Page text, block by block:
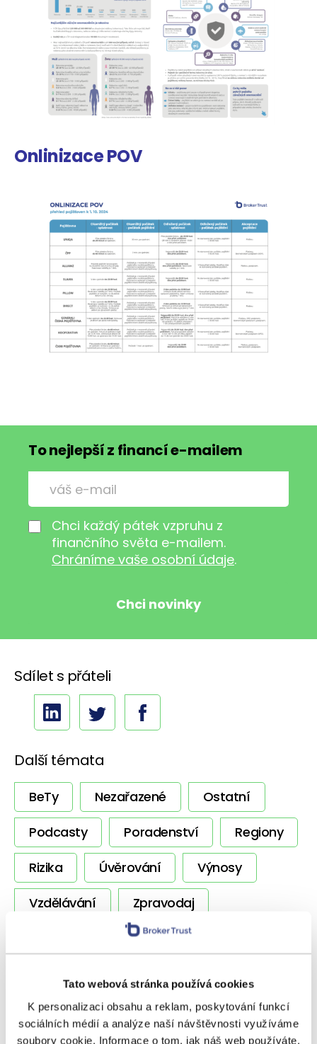
Tato webová stránka používá cookies
K personalizaci obsahu a reklam, poskytování funkcí
sociálních médií a analýze naší návštěvnosti využíváme
soubory cookie. Informace o tom, jak náš web používáte,
Onlinizace POV
To nejlepší z financí e-mailem
Chci každý pátek vzpruhu z
finančního světa e-mailem.
Chráníme vaše osobní údaje.
Sdílet s přáteli
Další témata
BeTy Nezařazené
Ostatní
Podcasty
Poradenství
Regiony
Rizika
Úvěrování
Výnosy
Vzdělávání
Zpravodaj
SOUVISEJÍCÍ ČLÁNKY